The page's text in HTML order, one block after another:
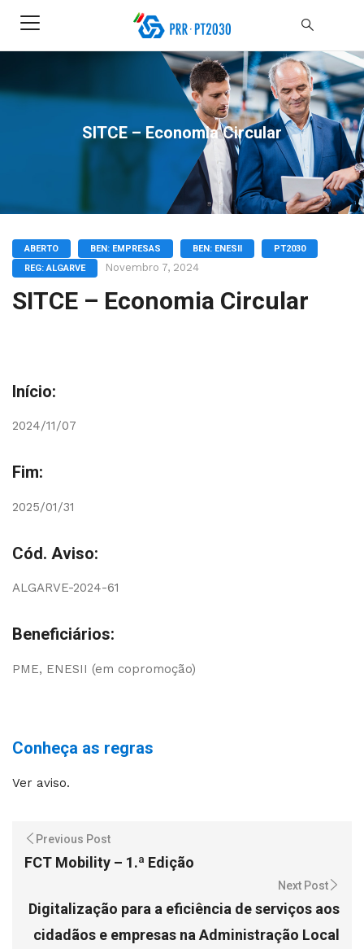
SITCE – Economia Circular
ABERTO BEN: EMPRESAS BEN: ENESII
PT2030
REG: ALGARVE
Novembro 7, 2024
SITCE – Economia Circular
Início:
2024/11/07
Fim:
2025/01/31
Cód. Aviso:
ALGARVE-2024-61
Beneficiários:
PME, ENESII (em copromoção)
Conheça as regras
Ver aviso.
Previous Post
FCT Mobility – 1.ª Edição
Next Post
Digitalização para a eficiência de serviços aos
cidadãos e empresas na Administração Local